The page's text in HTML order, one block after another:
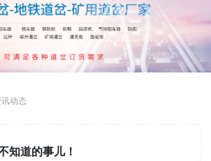
讯动态
知道的事儿！